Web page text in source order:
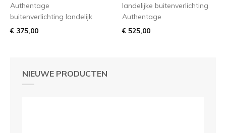
NIEUWE PRODUCTEN
Authentage
buitenverlichting landelijk
€ 375,00
landelijke buitenverlichting
Authentage
€ 525,00